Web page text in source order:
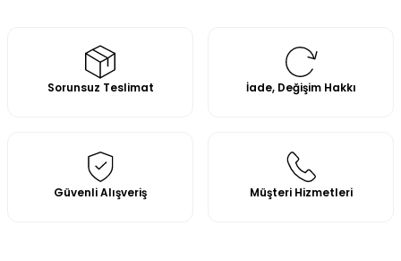
Sorunsuz Teslimat İade, Değişim Hakkı
Güvenli Alışveriş Müşteri Hizmetleri